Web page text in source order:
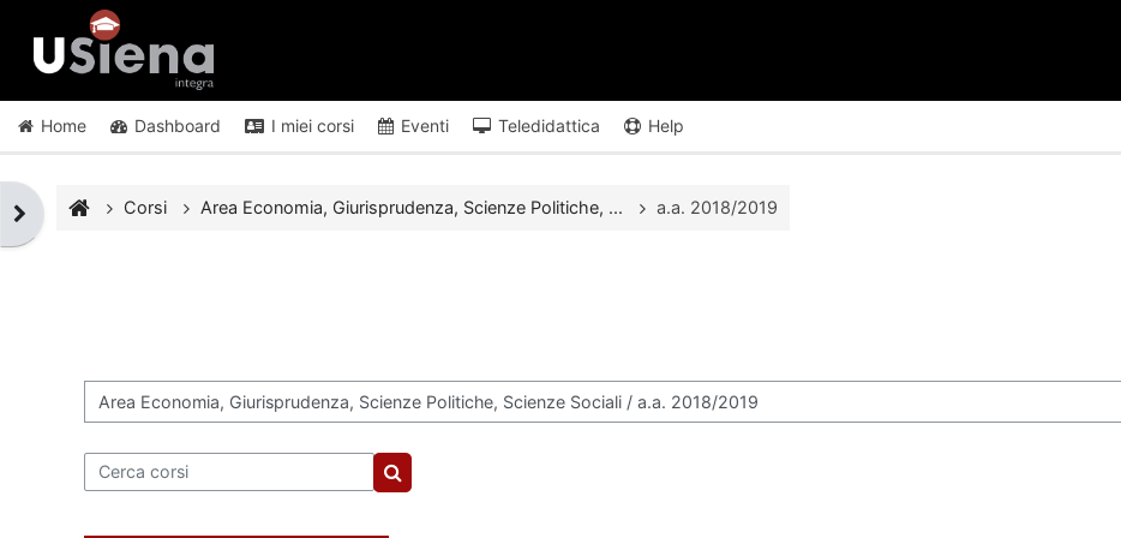
Vai al contenuto principale
Home Dashboard I miei corsi Eventi Teledidattica Help
Apri il cassetto del blocco
Corsi Area Economia, Giurisprudenza, Scienze Politiche, ... a.a. 2018/2019
Categorie di corso
Cerca corsi
Cerca corsi